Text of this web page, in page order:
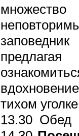
тихом
13.30 Обед